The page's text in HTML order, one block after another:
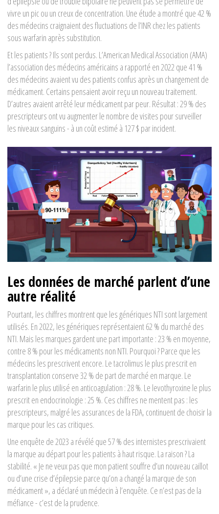
vivre un pic ou un creux de concentration. Une étude a montré que 42 %
des médecins craignaient des fluctuations de l’INR chez les patients
sous warfarin après substitution.
Et les patients ? Ils sont perdus. L’American Medical Association (AMA)
l’association des médecins américains a rapporté en 2022 que 41 %
des médecins avaient vu des patients confus après un changement de
médicament. Certains pensaient avoir reçu un nouveau traitement.
D’autres avaient arrêté leur médicament par peur. Résultat : 29 % des
prescripteurs ont vu augmenter le nombre de visites pour surveiller
les niveaux sanguins - à un coût estimé à 127 $ par incident.
Les données de marché parlent d’une
autre réalité
Pourtant, les chiffres montrent que les génériques NTI sont largement
utilisés. En 2022, les génériques représentaient 62 % du marché des
NTI. Mais les marques gardent une part importante : 23 % en moyenne,
contre 8 % pour les médicaments non NTI. Pourquoi ? Parce que les
médecins les prescrivent encore. Letacrolimus le plus prescrit en
transplantation conserve 32 % de part de marché en marque. Le
warfarin le plus utilisé en anticoagulation : 28 %. Le levothyroxine le plus
prescrit en endocrinologie : 25 %. Ces chiffres ne mentent pas : les
prescripteurs, malgré les assurances de la FDA, continuent de choisir la
marque pour les cas critiques.
Une enquête de 2023 a révélé que 57 % des internistes prescrivaient
la marque au départ pour les patients à haut risque. La raison ? La
stabilité. « Je ne veux pas que mon patient souffre d’un nouveau caillot
ou d’une crise d’épilepsie parce qu’on a changé la marque de son
médicament », a déclaré un médecin à l’enquête. Ce n’est pas de la
méfiance - c’est de la prudence.